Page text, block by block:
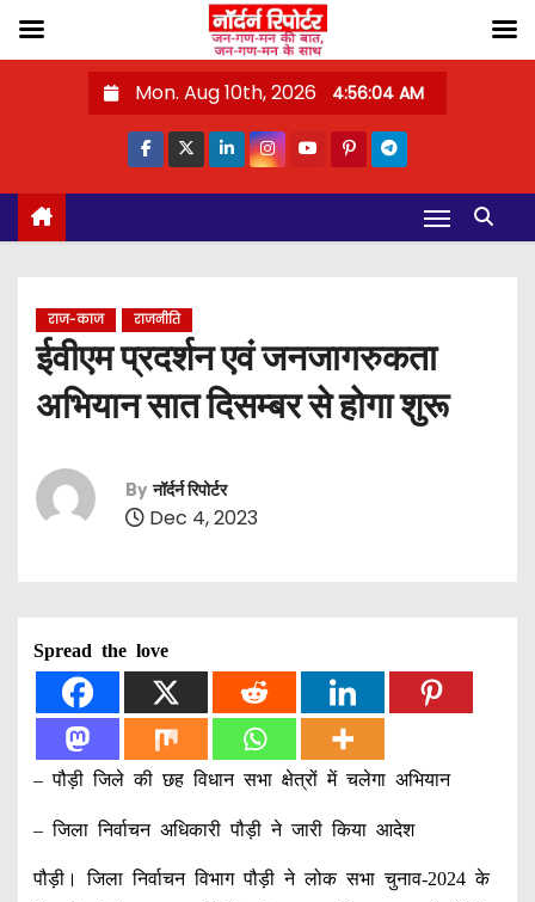
o
Mon. Aug 10th, 2026 4:56:05 AM
राज-काज राजनीति
ईवीएम प्रदर्शन एवं जनजागरुकता
अभियान सात दिसम्बर से होगा शुरू
By नॉर्दर्न रिपोर्टर
Dec 4, 2023
Spread the love
– पौड़ी जिले की छह विधान सभा क्षेत्रों में चलेगा अभियान
– जिला निर्वाचन अधिकारी पौड़ी ने जारी किया आदेश
पौड़ी। जिला निर्वाचन विभाग पौड़ी ने लोक सभा चुनाव-2024 के